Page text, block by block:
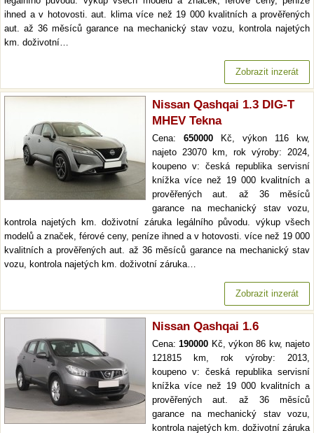
ihned a v hotovosti. aut. klima více než 19 000 kvalitních a prověřených
aut. až 36 měsíců garance na mechanický stav vozu, kontrola najetých
km. doživotní…
Zobrazit inzerát
Nissan Qashqai 1.3 DIG-T
MHEV Tekna
Cena: 650000 Kč, výkon 116 kw,
najeto 23070 km, rok výroby: 2024,
koupeno v: česká republika servisní
knížka více než 19 000 kvalitních a
prověřených aut. až 36 měsíců
garance na mechanický stav vozu,
kontrola najetých km. doživotní záruka legálního původu. výkup všech
modelů a značek, férové ceny, peníze ihned a v hotovosti. více než 19 000
kvalitních a prověřených aut. až 36 měsíců garance na mechanický stav
vozu, kontrola najetých km. doživotní záruka…
Zobrazit inzerát
Nissan Qashqai 1.6
Cena:190000 Kč, výkon 86 kw, najeto
121815 km, rok výroby: 2013,
koupeno v: česká republika servisní
knížka více než 19 000 kvalitních a
prověřených aut. až 36 měsíců
garance na mechanický stav vozu,
kontrola najetých km. doživotní záruka